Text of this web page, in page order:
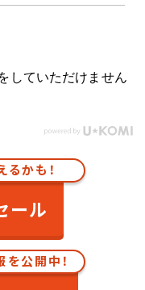
していただけません
かも！
ール
公開中！